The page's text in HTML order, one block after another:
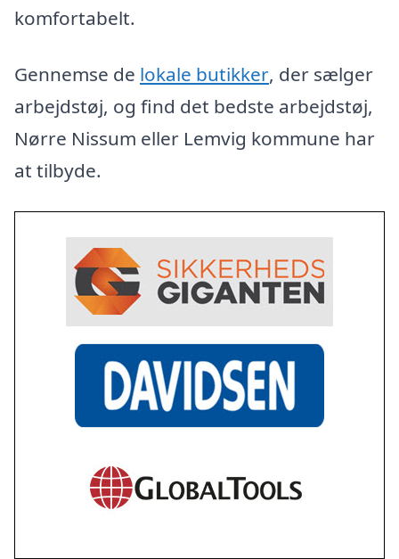
komfortabelt.
Gennemse de lokale butikker, der sælger
arbejdstøj, og find det bedste arbejdstøj,
Nørre Nissum eller Lemvig kommune har
at tilbyde.